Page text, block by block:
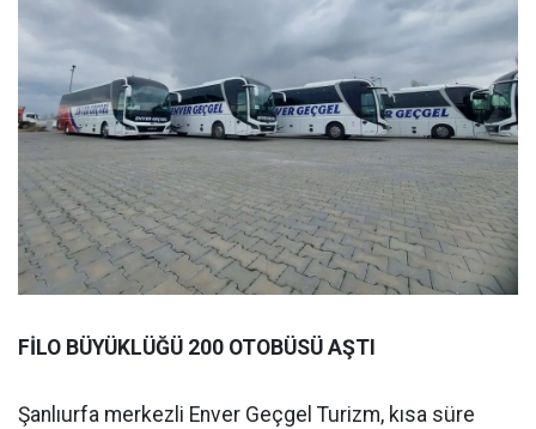
FİLO BÜYÜKLÜĞÜ 200 OTOBÜSÜ AŞTI
Şanlıurfa merkezli Enver Geçgel Turizm, kısa süre